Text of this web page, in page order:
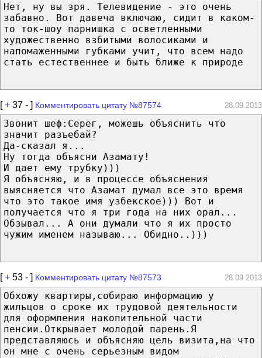
Нет, ну вы зря. Телевидение - это очень
забавно. Вот давеча включаю, сидит в каком-
то ток-шоу парнишка с осветленными
художественно взбитыми волосиками и
напомаженными губками учит, что всем надо
стать естественнее и быть ближе к природе
[+ 37 - ] Комментировать цитату №87574 28.09.2013
Звонит шеф:Серег, можешь объяснить что
значит разъебай?
Да-сказал я...
Ну тогда объясни Азамату!
И дает ему трубку)))
Я объясняю, и в процессе объяснения
выясняется что Азамат думал все это время
что это такое имя узбекское))) Вот и
получается что я три года на них орал...
Обзывал... А они думали что я их просто
чужим именем называю... Обидно..)))
[+ 53 - ] Комментировать цитату №87573 28.09.2013
Обхожу квартиры,собираю информацию у
жильцов о сроке их трудовой деятельности
для оформления накопительной части
пенсии.Открывает молодой парень.Я
представляюсь и объясняю цель визита,на что
он мне с очень серьезным видом